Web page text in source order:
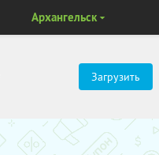
Загрузить
Архангельск